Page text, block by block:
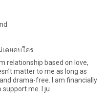
คยคบใคร
relationship based on love,
matter to me as long as
drama-free. I am financially
support me. I ju